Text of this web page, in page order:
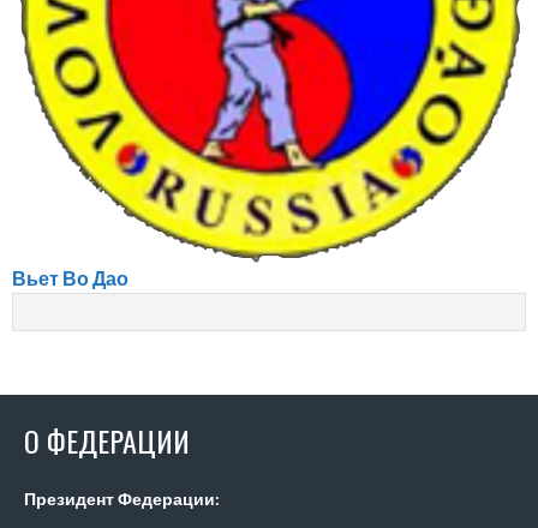
Вьет Во Дао
О ФЕДЕРАЦИИ
Президент Федерации: